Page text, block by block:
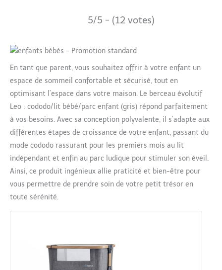
5/5 - (12 votes)
En tant que parent, vous souhaitez offrir à votre enfant un
espace de sommeil confortable et sécurisé, tout en
optimisant l’espace dans votre maison. Le berceau évolutif
Leo : cododo/lit bébé/parc enfant (gris) répond parfaitement
à vos besoins. Avec sa conception polyvalente, il s’adapte aux
différentes étapes de croissance de votre enfant, passant du
mode cododo rassurant pour les premiers mois au lit
indépendant et enfin au parc ludique pour stimuler son éveil.
Ainsi, ce produit ingénieux allie praticité et bien-être pour
vous permettre de prendre soin de votre petit trésor en
toute sérénité.